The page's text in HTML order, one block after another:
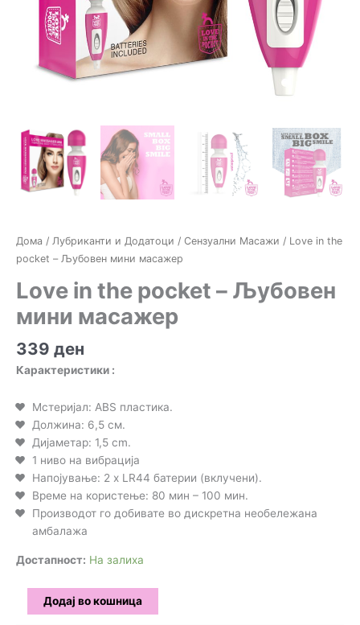
Дома / Лубриканти и Додатоци / Сензуални Масажи / Love in the
pocket – Љубовен мини масажер
Love in the pocket – Љубовен
мини масажер
339 ден
Карактеристики :
Мстеријал: ABS пластика.
Должина: 6,5 см.
Дијаметар: 1,5 cm.
1 ниво на вибрација
Напојување: 2 x LR44 батерии (вклучени).
Време на користење: 80 мин – 100 мин.
Производот го добивате во дискретна необележана
амбалажа
Достапност: На залиха
Додај во кошница